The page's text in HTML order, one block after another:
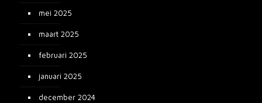
mei 2025
maart 2025
februari 2025
januari 2025
december 2024